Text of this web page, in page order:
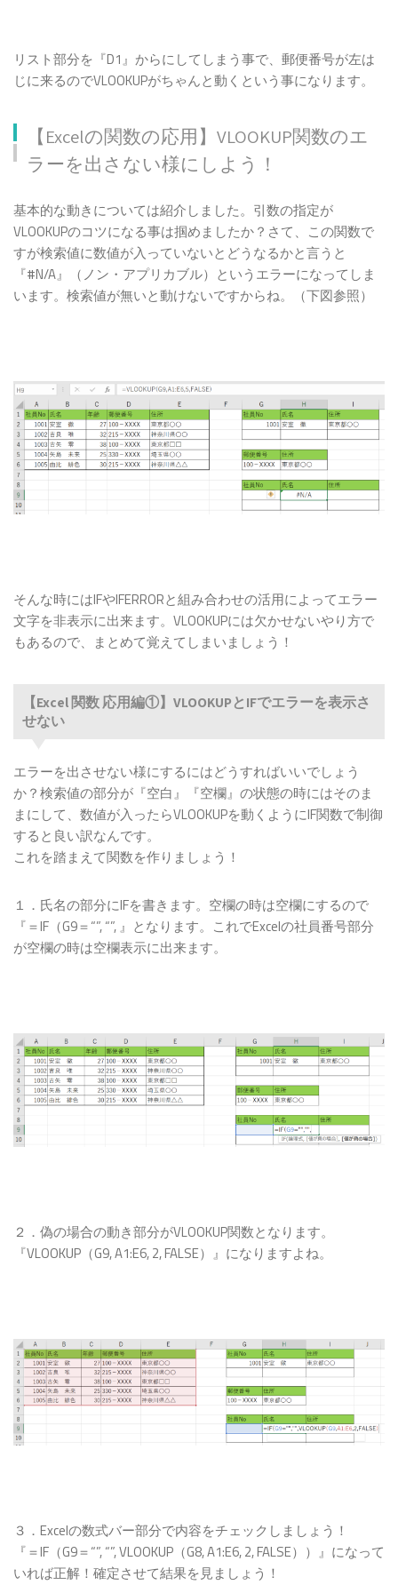
リスト部分を『D1』からにしてしまう事で、郵便番号が左は
じに来るのでVLOOKUPがちゃんと動くという事になります。
【Excelの関数の応用】VLOOKUP関数のエ
ラーを出さない様にしよう！
基本的な動きについては紹介しました。引数の指定が
VLOOKUPのコツになる事は掴めましたか？さて、この関数で
すが検索値に数値が入っていないとどうなるかと言うと
『#N/A』（ノン・アプリカブル）というエラーになってしま
います。検索値が無いと動けないですからね。（下図参照）
そんな時にはIFやIFERRORと組み合わせの活用によってエラー
文字を非表示に出来ます。VLOOKUPには欠かせないやり方で
もあるので、まとめて覚えてしまいましょう！
【Excel 関数 応用編①】VLOOKUPとIFでエラーを表示さ
せない
エラーを出させない様にするにはどうすればいいでしょう
か？検索値の部分が『空白』『空欄』の状態の時にはそのま
まにして、数値が入ったらVLOOKUPを動くようにIF関数で制御
すると良い訳なんです。
これを踏まえて関数を作りましょう！
１．氏名の部分にIFを書きます。空欄の時は空欄にするので
『＝IF（G9＝“”, “”, 』となります。これでExcelの社員番号部分
が空欄の時は空欄表示に出来ます。
２．偽の場合の動き部分がVLOOKUP関数となります。
『VLOOKUP（G9, A1:E6, 2, FALSE）』になりますよね。
３．Excelの数式バー部分で内容をチェックしましょう！
『＝IF（G9＝“”, “”, VLOOKUP（G8, A1:E6, 2, FALSE））』になって
いれば正解！確定させて結果を見ましょう！